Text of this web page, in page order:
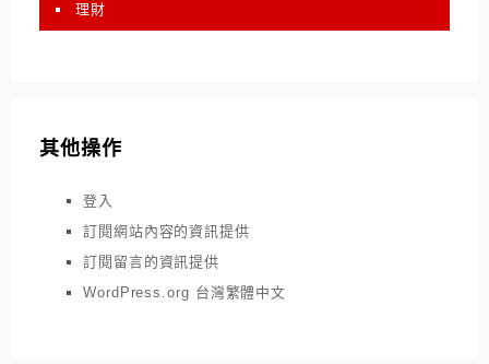
理財
其他操作
登入
訂閱網站內容的資訊提供
訂閱留言的資訊提供
WordPress.org 台灣繁體中文